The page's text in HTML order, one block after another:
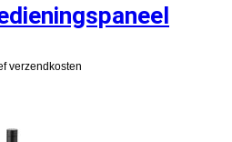
verzendkosten